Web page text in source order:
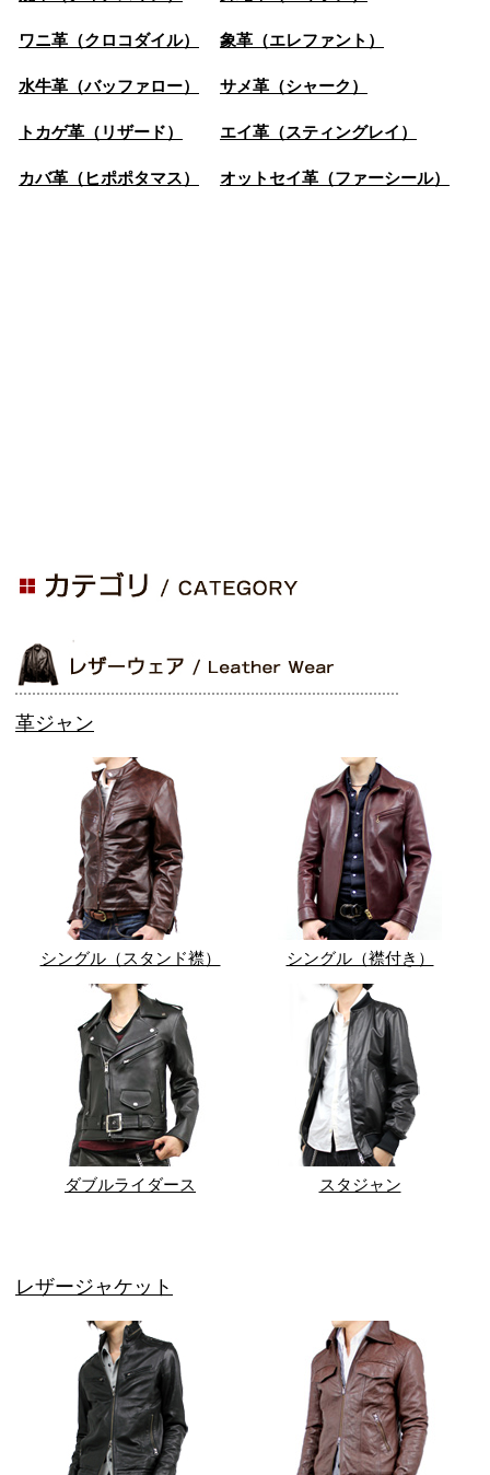
革ジャン
シングル（スタンド襟） シングル（襟付き）
ダブルライダース スタジャン
レザージャケット